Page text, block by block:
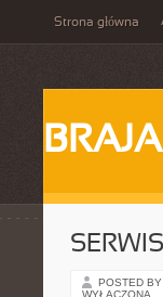
Strona główna
POSTED BY
WYŁĄCZONA